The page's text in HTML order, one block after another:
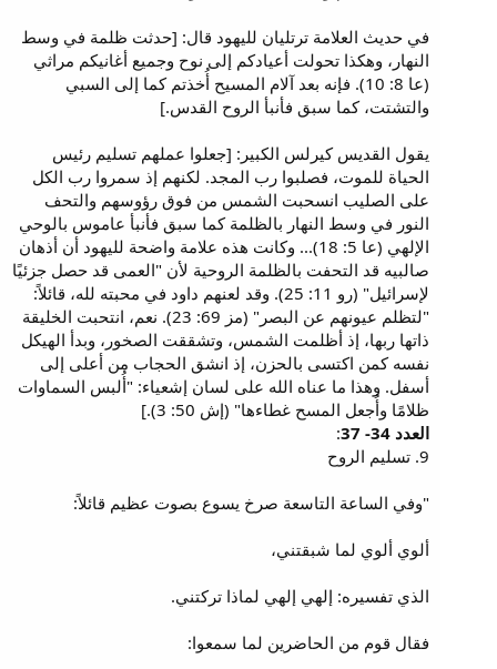
في حديث العلامة ترتليان لليهود قال: [حدثت ظلمة في وسط
النهار، وهكذا تحولت أعيادكم إلى نوح وجميع أغانيكم مراثي
(عا 8: 10). فإنه بعد آلام المسيح أُخذتم كما إلى السبي
والتشتت، كما سبق فأنبأ الروح القدس.]
يقول القديس كيرلس الكبير: [جعلوا عملهم تسليم رئيس
الحياة للموت، فصلبوا رب المجد. لكنهم إذ سمروا رب الكل
على الصليب انسحبت الشمس من فوق رؤوسهم والتحف
النور في وسط النهار بالظلمة كما سبق فأنبأ عاموس بالوحي
الإلهي (عا 5: 18)... وكانت هذه علامة واضحة لليهود أن أذهان
صالبيه قد التحفت بالظلمة الروحية لأن "العمى قد حصل جزئيًا
لإسرائيل" (رو 11: 25). وقد لعنهم داود في محبته لله، قائلاً:
"لتظلم عيونهم عن البصر" (مز 69: 23). نعم، انتحبت الخليقة
ذاتها ربها، إذ أظلمت الشمس، وتشققت الصخور، وبدأ الهيكل
نفسه كمن اكتسى بالحزن، إذ انشق الحجاب من أعلى إلى
أسفل. وهذا ما عناه الله على لسان إشعياء: "أُلبس السماوات
ظلامًا وأُجعل المسح غطاءها" (إش 50: 3).]
العدد 34- 37
:
9. تسليم الروح
"وفي الساعة التاسعة صرخ يسوع بصوت عظيم قائلاً:
ألوي ألوي لما شبقتني،
الذي تفسيره: إلهي إلهي لماذا تركتني.
فقال قوم من الحاضرين لما سمعوا: